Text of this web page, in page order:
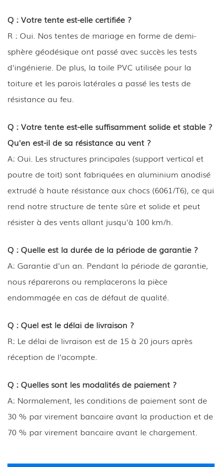
Q : Votre tente est-elle certifiée ?
R : Oui. Nos tentes de mariage en forme de demi-
sphère géodésique ont passé avec succès les tests
d'ingénierie. De plus, la toile PVC utilisée pour la
toiture et les parois latérales a passé les tests de
résistance au feu.
Q : Votre tente est-elle suffisamment solide et stable ?
Qu'en est-il de sa résistance au vent ?
A: Oui. Les structures principales (support vertical et
poutre de toit) sont fabriquées en aluminium anodisé
extrudé à haute résistance aux chocs (6061/T6), ce qui
rend notre structure de tente sûre et solide et peut
résister à des vents allant jusqu'à 100 km/h.
Q : Quelle est la durée de la période de garantie ?
A: Garantie d'un an. Pendant la période de garantie,
nous réparerons ou remplacerons la pièce
endommagée en cas de défaut de qualité.
Q : Quel est le délai de livraison ?
R: Le délai de livraison est de 15 à 20 jours après
réception de l'acompte.
Q : Quelles sont les modalités de paiement ?
A: Normalement, les conditions de paiement sont de
30 % par virement bancaire avant la production et de
70 % par virement bancaire avant le chargement.